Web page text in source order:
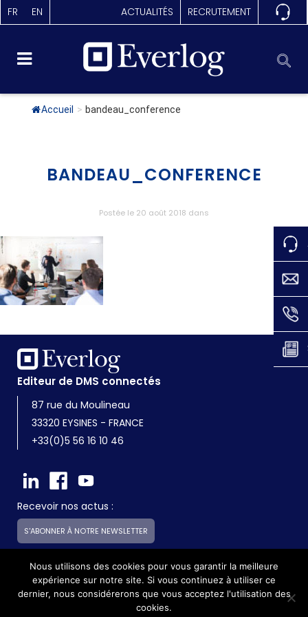
FR EN ACTUALITÉS RECRUTEMENT
Accueil > bandeau_conference
BANDEAU_CONFERENCE
Postée le 20 août 2018 dans
Editeur de DMS connectés
87 rue du Moulineau
33320 EYSINES - FRANCE
+33(0)5 56 16 10 46
Recevoir nos actus :
S'ABONNER À NOTRE NEWSLETTER
Everlog est une société du groupe Skilliance
Nous utilisons des cookies pour vous garantir la meilleure
expérience sur notre site. Si vous continuez à utiliser ce
dernier, nous considérerons que vous acceptez l'utilisation des
cookies.